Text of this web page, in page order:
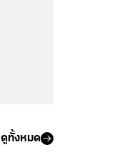
ดูทั้งหมด